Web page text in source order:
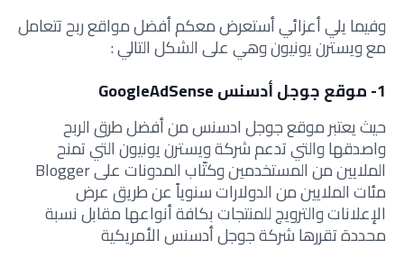
وفيما يلي أعزائي أستعرض معكم أفضل مواقع ربح تتعامل
مع ويسترن يونيون وهي على الشكل التالي :
1- موقع جوجل أدسنس GoogleAdSense
حيث يعتبر موقع جوجل ادسنس من أفضل طرق الربح
واصدقها والتي تدعم شركة ويسترن يونيون التي تمنح
الملايين من المستخدمين وكتّاب المدونات على Blogger
مئات الملايين من الدولارات سنوياً عن طريق عرض
الإعلانات والترويج للمنتجات بكافة أنواعها مقابل نسبة
محددة تقررها شركة جوجل أدسنس الأمريكية